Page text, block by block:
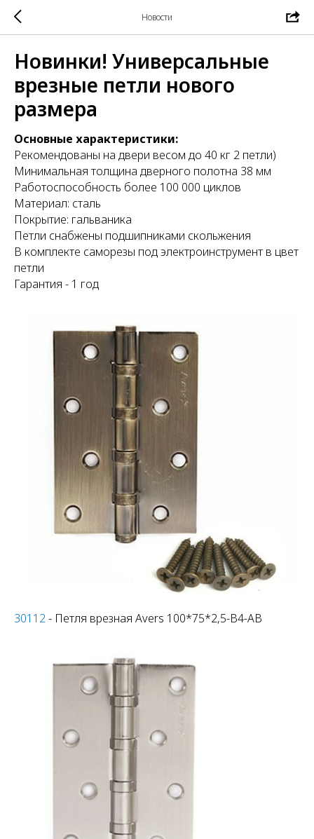
Новости
Новинки! Универсальные
врезные петли нового
размера
Основные характеристики:
Рекомендованы на двери весом до 40 кг 2 петли)
Минимальная толщина дверного полотна 38 мм
Работоспособность более 100 000 циклов
Материал: сталь
Покрытие: гальваника
Петли снабжены подшипниками скольжения
В комплекте саморезы под электроинструмент в цвет
петли
Гарантия - 1 год
30112- Петля врезная Avers 100*75*2,5-B4-AB